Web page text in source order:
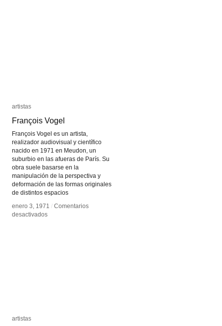
artistas
François Vogel
François Vogel es un artista,
realizador audiovisual y científico
nacido en 1971 en Meudon, un
suburbio en las afueras de París. Su
obra suele basarse en la
manipulación de la perspectiva y
deformación de las formas originales
de distintos espacios
enero 3, 1971 / Comentarios
desactivadosen
artistas
François Vogel
enero 3, 1971 / Comentarios
desactivadosen
artistas
artistas